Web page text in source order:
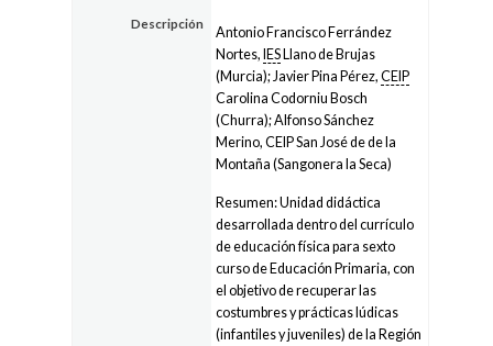
Descripción
Antonio Francisco Ferrández
Nortes,IESLlano de Brujas
(Murcia); Javier Pina Pérez,CEIP
Carolina Codorniu Bosch
(Churra); Alfonso Sánchez
Merino, CEIP San José de de la
Montaña (Sangonera la Seca)
Resumen: Unidad didáctica
desarrollada dentro del currículo
de educación física para sexto
curso de Educación Primaria, con
el objetivo de recuperar las
costumbres y prácticas lúdicas
(infantiles y juveniles) de la Región